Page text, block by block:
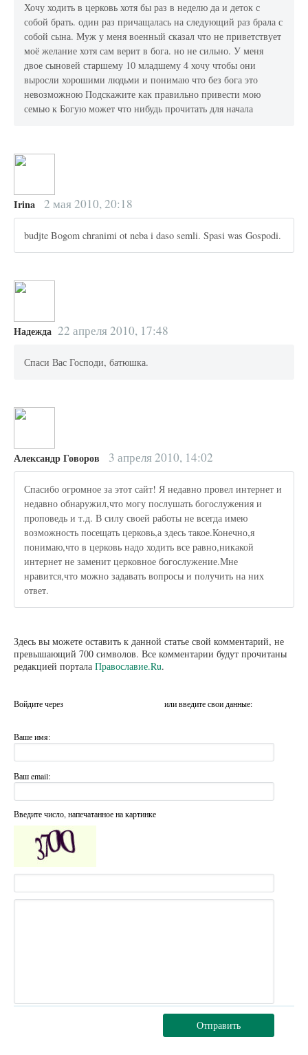
Хочу ходить в церковь хотя бы раз в неделю да и деток с
собой брать. один раз причащалась на следующий раз брала с
собой сына. Муж у меня военный сказал что не приветствует
моё желание хотя сам верит в бога. но не сильно. У меня
двое сыновей старшему 10 младшему 4 хочу чтобы они
выросли хорошими людьми и понимаю что без бога это
невозможною Подскажите как правильно привести мою
семью к Богую может что нибудь прочитать для начала
Irina 2 мая 2010, 20:18
budjte Bogom chranimi ot neba i daso semli. Spasi was Gospodi.
Надежда 22 апреля 2010, 17:48
Спаси Вас Господи, батюшка.
Александр Говоров 3 апреля 2010, 14:02
Спасибо огромное за этот сайт! Я недавно провел интернет и
недавно обнаружил,что могу послушать богослужения и
проповедь и т.д. В силу своей работы не всегда имею
возможность посещать церковь,а здесь такое.Конечно,я
понимаю,что в церковь надо ходить все равно,никакой
интернет не заменит церковное богослужение.Мне
нравится,что можно задавать вопросы и получить на них
ответ.
Здесь вы можете оставить к данной статье свой комментарий, не
превышающий 700 символов. Все комментарии будут прочитаны
редакцией портала Православие.Ru.
Войдите через или введите свои данные:
Ваше имя:
Ваш email:
Введите число, напечатанное на картинке
Отправить